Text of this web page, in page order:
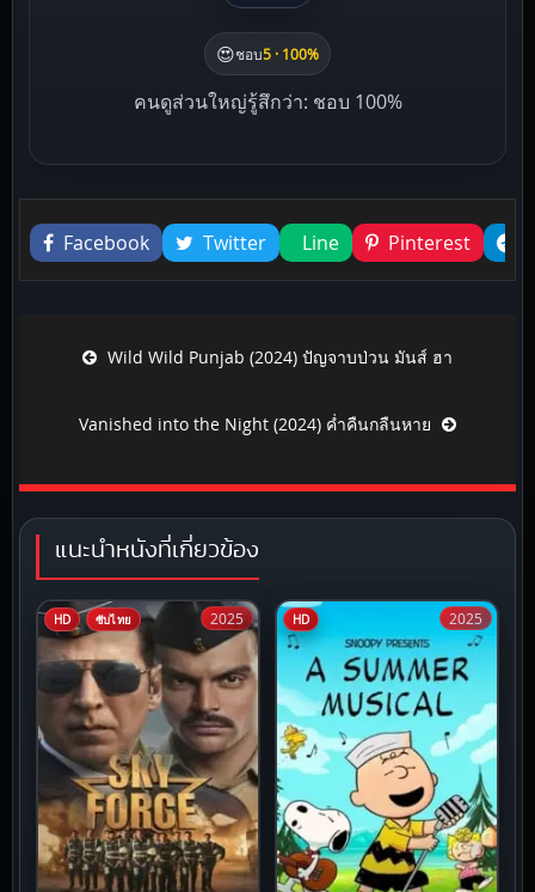
😍ชอบ5 · 100%
คนดูส่วนใหญ่รู้สึกว่า: ชอบ 100%
Liked this
Facebook
Twitter Line Pinterest
Post navigationWild Wild Punjab (2024) ปัญจาบป่วน มันส์ ฮา
Vanished into the Night (2024) ค่ำคืนกลืนหาย
แนะนำหนังที่เกี่ยวข้อง
HD ซับไทย 2025 HD 2025